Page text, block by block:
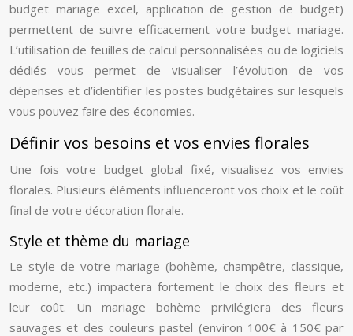
budget mariage excel, application de gestion de budget)
permettent de suivre efficacement votre budget mariage.
L’utilisation de feuilles de calcul personnalisées ou de logiciels
dédiés vous permet de visualiser l’évolution de vos
dépenses et d’identifier les postes budgétaires sur lesquels
vous pouvez faire des économies.
Définir vos besoins et vos envies florales
Une fois votre budget global fixé, visualisez vos envies
florales. Plusieurs éléments influenceront vos choix et le coût
final de votre décoration florale.
Style et thème du mariage
Le style de votre mariage (bohème, champêtre, classique,
moderne, etc.) impactera fortement le choix des fleurs et
leur coût. Un mariage bohème privilégiera des fleurs
sauvages et des couleurs pastel (environ 100€ à 150€ par